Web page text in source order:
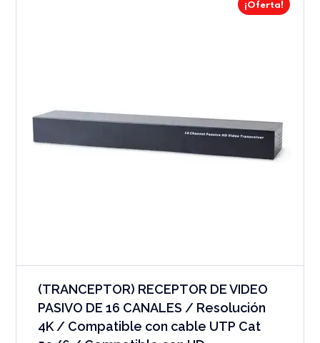
¡Oferta!
(TRANCEPTOR) RECEPTOR DE VIDEO
PASIVO DE 16 CANALES / Resolución
4K / Compatible con cable UTP Cat